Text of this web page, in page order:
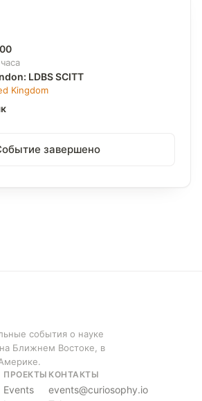
LDBS SCITT
Kingdom
завершено
события о науке
Ближнем Востоке, в
ПРОЕКТЫ
Events
КОНТАКТЫ
events@curiosophy.io